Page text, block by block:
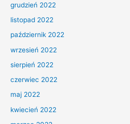
grudzień 2022
listopad 2022
październik 2022
wrzesień 2022
sierpień 2022
czerwiec 2022
maj 2022
kwiecień 2022